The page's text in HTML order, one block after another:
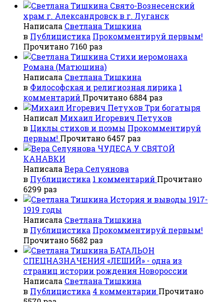
Свято-Вознесенский
храм г. Александровск в г. Луганск
Написала Светлана Тишкина
в Публицистика Прокомментируй первым!
Прочитано 7160 раз
Стихи иеромонаха
Романа (Матюшина)
Написала Светлана Тишкина
в Философская и религиозная лирика 1
комментарий Прочитано 6884 раз
Три богатыря
Написал Михаил Игоревич Петухов
в Циклы стихов и поэмы Прокомментируй
первым! Прочитано 6457 раз
ЧУДЕСА У СВЯТОЙ
КАНАВКИ
НаписалаВера Селуянова
в Публицистика 1 комментарий Прочитано
6299 раз
История и выводы 1917-
1919 годы
Написала Светлана Тишкина
в Публицистика Прокомментируй первым!
Прочитано 5682 раз
БАТАЛЬОН
СПЕЦНАЗНАЧЕНИЯ «ЛЕШИЙ» - одна из
страниц истории рождения Новороссии
Написала Светлана Тишкина
в Публицистика 4 комментарии Прочитано